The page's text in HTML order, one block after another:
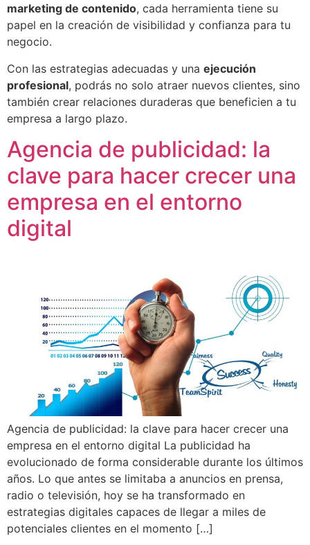
marketing de contenido, cada herramienta tiene su
papel en la creación de visibilidad y confianza para tu
negocio.
Con las estrategias adecuadas y una ejecución
profesional, podrás no solo atraer nuevos clientes, sino
también crear relaciones duraderas que beneficien a tu
empresa a largo plazo.
Agencia de publicidad: la
clave para hacer crecer una
empresa en el entorno
digital
Agencia de publicidad: la clave para hacer crecer una
empresa en el entorno digital La publicidad ha
evolucionado de forma considerable durante los últimos
años. Lo que antes se limitaba a anuncios en prensa,
radio o televisión, hoy se ha transformado en
estrategias digitales capaces de llegar a miles de
potenciales clientes en el momento […]